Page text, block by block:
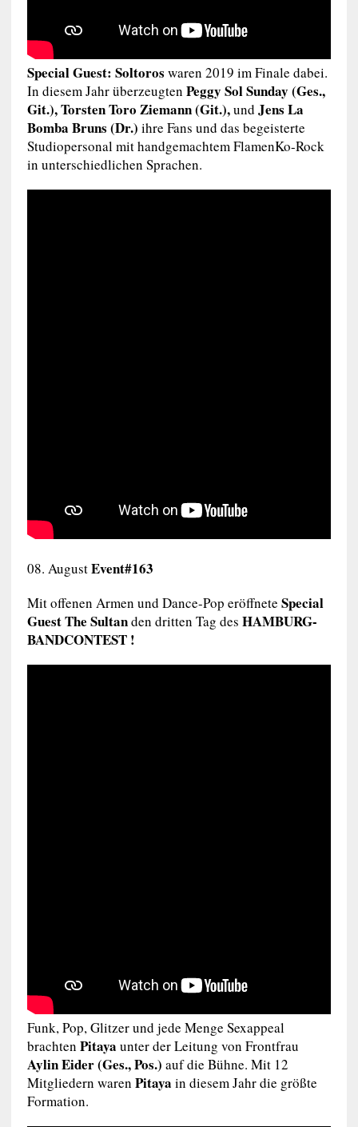
Special Guest: Soltoros waren 2019 im Finale dabei.
In diesem Jahr überzeugten Peggy Sol Sunday (Ges.,
Git.), Torsten Toro Ziemann (Git.),und Jens La
Bomba Bruns (Dr.) ihre Fans und das begeisterte
Studiopersonal mit handgemachtem FlamenKo-Rock
in unterschiedlichen Sprachen.
08. AugustEvent#163
Mit offenen Armen und Dance-Pop eröffnete Special
Guest The Sultanden dritten Tag des HAMBURG-
BANDCONTEST !
Funk, Pop, Glitzer und jede Menge Sexappeal
brachten Pitaya unter der Leitung von Frontfrau
Aylin Eider (Ges., Pos.) auf die Bühne. Mit 12
Mitgliedern waren Pitaya in diesem Jahr die größte
Formation.